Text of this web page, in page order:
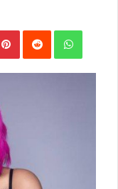
Pinterest Reddit